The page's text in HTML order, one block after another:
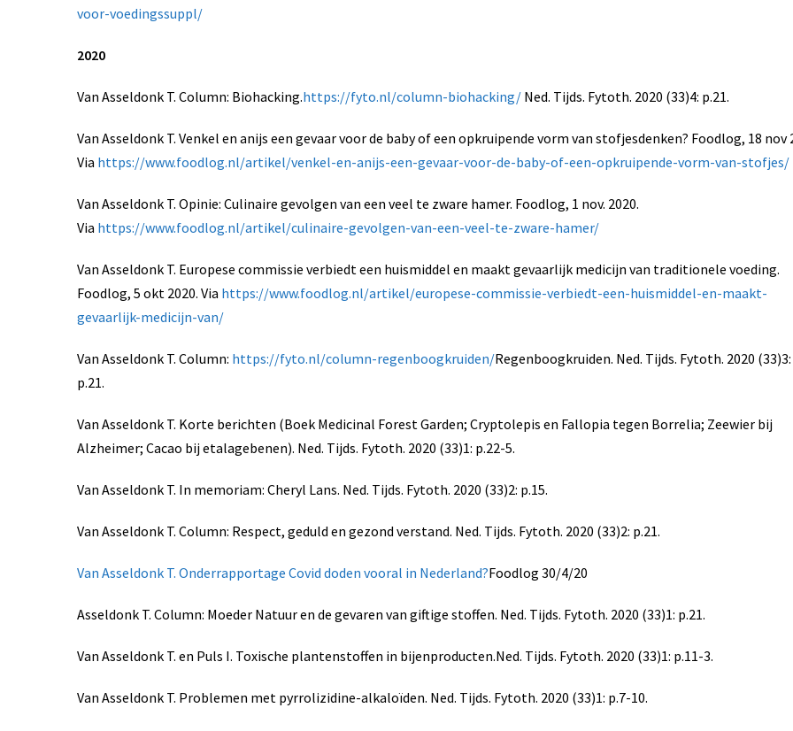
voor-voedingssuppl/
2020
Van Asseldonk T. Column: Biohacking.https://fyto.nl/column-biohacking/ Ned. Tijds. Fytoth. 2020 (33)4: p.21.
Van Asseldonk T. Venkel en anijs een gevaar voor de baby of een opkruipende vorm van stofjesdenken? Foodlog, 18 nov
Via https://www.foodlog.nl/artikel/venkel-en-anijs-een-gevaar-voor-de-baby-of-een-opkruipende-vorm-van-stofjes/
Van Asseldonk T. Opinie: Culinaire gevolgen van een veel te zware hamer. Foodlog, 1 nov. 2020.
Via https://www.foodlog.nl/artikel/culinaire-gevolgen-van-een-veel-te-zware-hamer/
Van Asseldonk T. Europese commissie verbiedt een huismiddel en maakt gevaarlijk medicijn van traditionele voeding.
Foodlog, 5 okt 2020. Via https://www.foodlog.nl/artikel/europese-commissie-verbiedt-een-huismiddel-en-maakt-
gevaarlijk-medicijn-van/
Van Asseldonk T. Column: https://fyto.nl/column-regenboogkruiden/Regenboogkruiden. Ned. Tijds. Fytoth. 2020 (33)3:
p.21.
Van Asseldonk T. Korte berichten (Boek Medicinal Forest Garden; Cryptolepis en Fallopia tegen Borrelia; Zeewier bij
Alzheimer; Cacao bij etalagebenen). Ned. Tijds. Fytoth. 2020 (33)1: p.22-5.
Van Asseldonk T. In memoriam: Cheryl Lans. Ned. Tijds. Fytoth. 2020 (33)2: p.15.
Van Asseldonk T. Column: Respect, geduld en gezond verstand. Ned. Tijds. Fytoth. 2020 (33)2: p.21.
Van Asseldonk T. Onderrapportage Covid doden vooral in Nederland?Foodlog 30/4/20
Asseldonk T. Column: Moeder Natuur en de gevaren van giftige stoffen. Ned. Tijds. Fytoth. 2020 (33)1: p.21.
Van Asseldonk T. en Puls I. Toxische plantenstoffen in bijenproducten.Ned. Tijds. Fytoth. 2020 (33)1: p.11-3.
Van Asseldonk T. Problemen met pyrrolizidine-alkaloïden. Ned. Tijds. Fytoth. 2020 (33)1: p.7-10.